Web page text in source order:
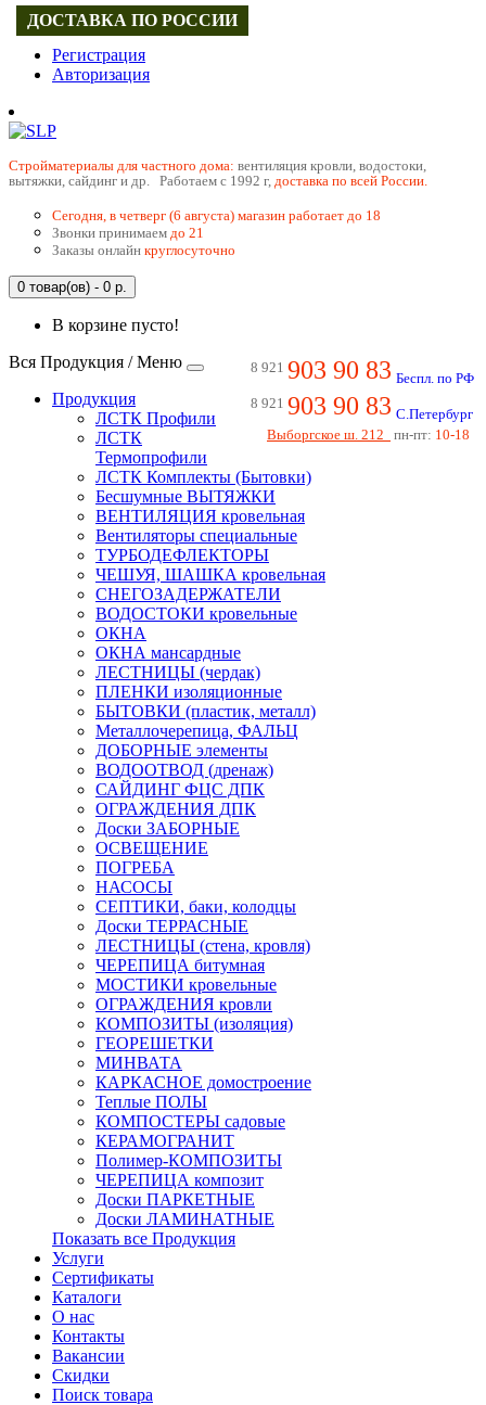
Регистрация
Авторизация
Cтройматериалы для частного дома: вентиляция кровли, водостоки,
вытяжки, сайдинг и др. Работаем с 1992 г, доставка по всей России.
Сегодня, в четверг (6 августа) магазин работает до 18
Звонки принимаем до 21
Заказы онлайн круглосуточно
0 товар(ов) - 0 р.
В корзине пусто!
8 921 903 90 83 Беспл. по РФ
8 921 903 90 83 С.Петербург
Выборгское ш. 212
пн-пт: 10-18
Вся Продукция / Меню
Продукция
ЛСТК Профили
ЛСТК
Термопрофили
ЛСТК Комплекты (Бытовки)
Бесшумные ВЫТЯЖКИ
ВЕНТИЛЯЦИЯ кровельная
Вентиляторы специальные
ТУРБОДЕФЛЕКТОРЫ
ЧЕШУЯ, ШАШКА кровельная
СНЕГОЗАДЕРЖАТЕЛИ
ВОДОСТОКИ кровельные
ОКНА
ОКНА мансардные
ЛЕСТНИЦЫ (чердак)
ПЛЕНКИ изоляционные
БЫТОВКИ (пластик, металл)
Металлочерепица, ФАЛЬЦ
ДОБОРНЫЕ элементы
ВОДООТВОД (дренаж)
САЙДИНГ ФЦС ДПК
ОГРАЖДЕНИЯ ДПК
Доски ЗАБОРНЫЕ
ОСВЕЩЕНИЕ
ПОГРЕБА
НАСОСЫ
СЕПТИКИ, баки, колодцы
Доски ТЕРРАСНЫЕ
ЛЕСТНИЦЫ (стена, кровля)
ЧЕРЕПИЦА битумная
МОСТИКИ кровельные
ОГРАЖДЕНИЯ кровли
КОМПОЗИТЫ (изоляция)
ГЕОРЕШЕТКИ
МИНВАТА
КАРКАСНОЕ домостроение
Теплые ПОЛЫ
КОМПОСТЕРЫ садовые
КЕРАМОГРАНИТ
Полимер-КОМПОЗИТЫ
ЧЕРЕПИЦА композит
Доски ПАРКЕТНЫЕ
Доски ЛАМИНАТНЫЕ
Показать все Продукция
Услуги
Сертификаты
Каталоги
О нас
Контакты
Вакансии
Скидки
Поиск товара
ДОСТАВКА ПО РОССИИ